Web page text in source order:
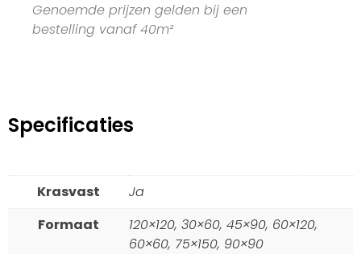
Genoemde prijzen gelden bij een
bestelling vanaf 40m²
Specificaties
Krasvast
Ja
Formaat
120×120, 30×60, 45×90, 60×120,
60×60, 75×150, 90×90